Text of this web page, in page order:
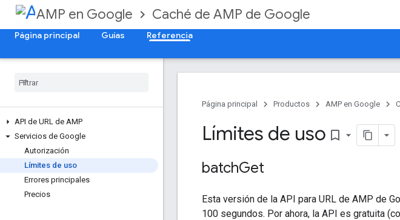
AMP en Google Caché de AMP de Google
Página principal
Guías Referencia
API de URL de AMP
Servicios de Google
Autorización
Límites de uso
Errores principales
Precios
Página principal Productos AMP en Google
Límites de uso bookmark_border
batchGet
Esta versión de la API para URL de AMP de
100 segundos. Por ahora, la API es gratuita